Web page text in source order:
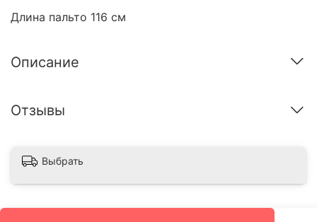
Длина пальто 116 см
Описание
Отзывы
Выбрать